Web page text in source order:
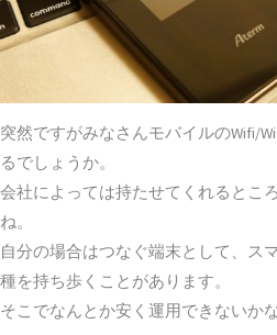
突然ですがみなさんモバイルのWifi/
るでしょうか。
会社によっては持たせてくれるとこ
ね。
自分の場合はつなぐ端末として、ス
種を持ち歩くことがあります。
そこでなんとか安く運用できないか